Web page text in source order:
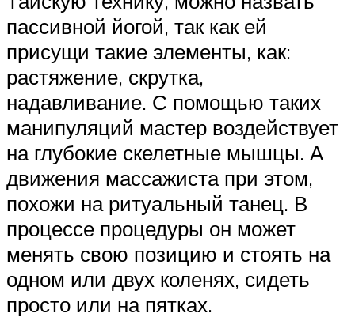
пассивной йогой, так как ей
присущи такие элементы, как:
растяжение, скрутка,
надавливание. С помощью таких
манипуляций мастер воздействует
на глубокие скелетные мышцы. А
движения массажиста при этом,
похожи на ритуальный танец. В
процессе процедуры он может
менять свою позицию и стоять на
одном или двух коленях, сидеть
просто или на пятках.